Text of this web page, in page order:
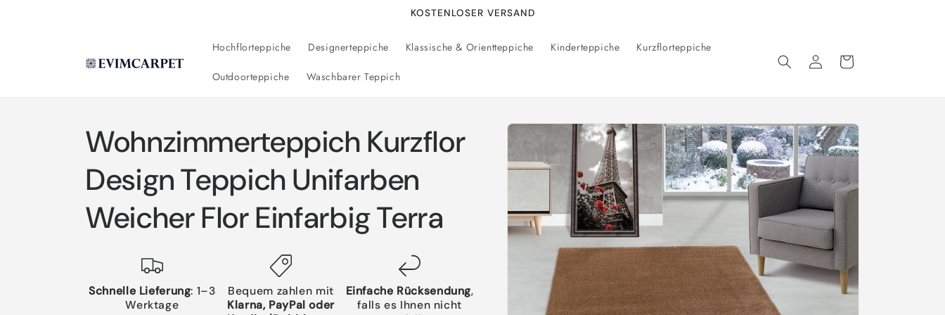
KOSTENLOSER VERSAND
Hochflorteppiche Designerteppiche Klassische & Orientteppiche Kinderteppiche Kurzflorteppiche
Outdoorteppiche Waschbarer Teppich
EinloggenWarenkorb
Zu
Produktinformationen
springen
Wohnzimmerteppich Kurzflor
Design Teppich Unifarben
Weicher Flor Einfarbig Terra
Schnelle Lieferung: 1–3
Werktage
Bequem zahlen mit
Klarna, PayPal oder
Einfache Rücksendung,
falls es Ihnen nicht